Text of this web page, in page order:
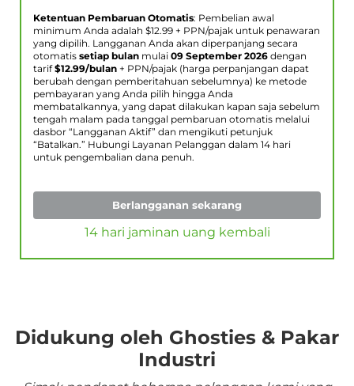
Ketentuan Pembaruan Otomatis: Pembelian awal
minimum Anda adalah $12.99 + PPN/pajak untuk penawaran
yang dipilih. Langganan Anda akan diperpanjang secara
otomatis setiap bulan mulai 09 September 2026 dengan
tarif$12.99/bulan + PPN/pajak (harga perpanjangan dapat
berubah dengan pemberitahuan sebelumnya) ke metode
pembayaran yang Anda pilih hingga Anda
membatalkannya, yang dapat dilakukan kapan saja sebelum
tengah malam pada tanggal pembaruan otomatis melalui
dasbor “Langganan Aktif” dan mengikuti petunjuk
“Batalkan.” Hubungi Layanan Pelanggan dalam 14 hari
untuk pengembalian dana penuh.
Berlangganan sekarang
14 hari jaminan uang kembali
Didukung oleh Ghosties & Pakar
Industri